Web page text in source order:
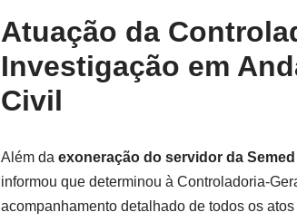
Atuação da
Investigação em
Civil
Além da exoneração do servidor da
informou que determinou à Controladoria-
acompanhamento detalhado de todos os